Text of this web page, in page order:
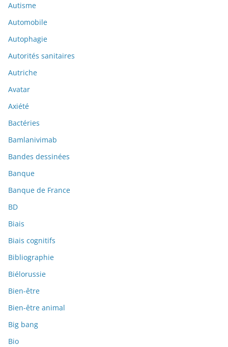
Autisme
Automobile
Autophagie
Autorités sanitaires
Autriche
Avatar
Axiété
Bactéries
Bamlanivimab
Bandes dessinées
Banque
Banque de France
BD
Biais
Biais cognitifs
Bibliographie
Biélorussie
Bien-être
Bien-être animal
Big bang
Bio